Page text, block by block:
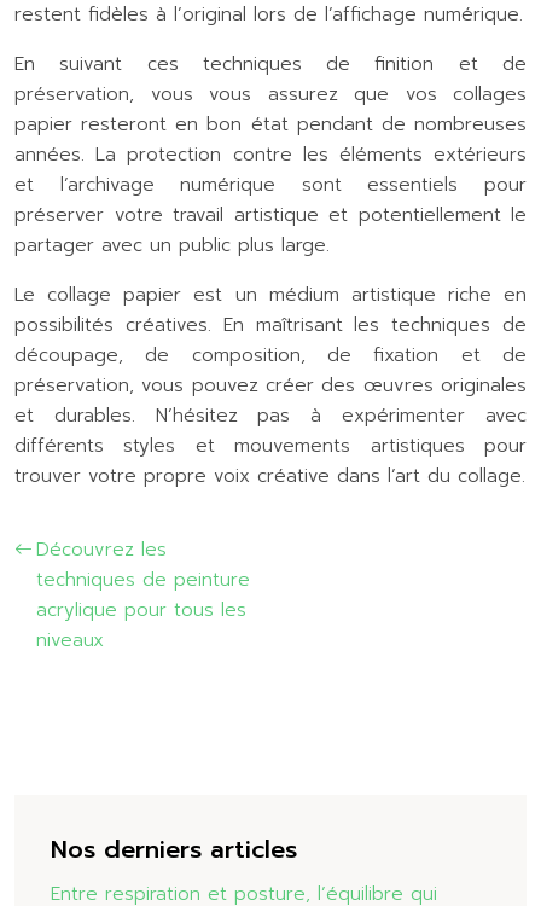
restent fidèles à l’original lors de l’affichage numérique.
En suivant ces techniques de finition et de
préservation, vous vous assurez que vos collages
papier resteront en bon état pendant de nombreuses
années. La protection contre les éléments extérieurs
et l’archivage numérique sont essentiels pour
préserver votre travail artistique et potentiellement le
partager avec un public plus large.
Le collage papier est un médium artistique riche en
possibilités créatives. En maîtrisant les techniques de
découpage, de composition, de fixation et de
préservation, vous pouvez créer des œuvres originales
et durables. N’hésitez pas à expérimenter avec
différents styles et mouvements artistiques pour
trouver votre propre voix créative dans l’art du collage.
Découvrez les
techniques de peinture
acrylique pour tous les
niveaux
Nos derniers articles
Entre respiration et posture, l’équilibre qui